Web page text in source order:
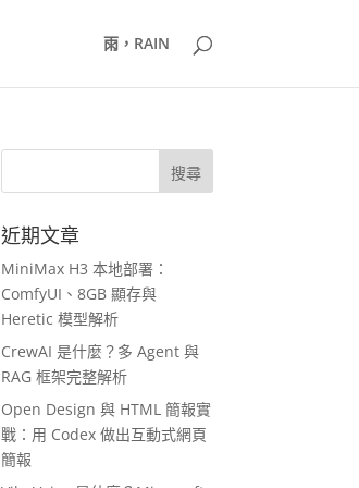
雨，RAIN
近期文章
MiniMax H3 本地部署：
ComfyUI、8GB 顯存與
Heretic 模型解析
CrewAI 是什麼？多 Agent 與
RAG 框架完整解析
Open Design 與 HTML 簡報實
戰：用 Codex 做出互動式網頁
簡報